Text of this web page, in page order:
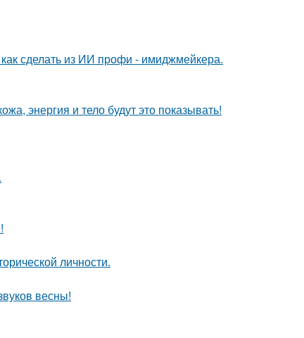
сделать из ИИ профи - имиджмейкера.
энергия и тело будут это показывать!
личности.
весны!